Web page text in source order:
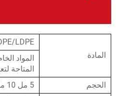
المادة
LDPE
المتاحة
الحجم
5 مل 10 مل 15 مل اتصل بنا للتعديل